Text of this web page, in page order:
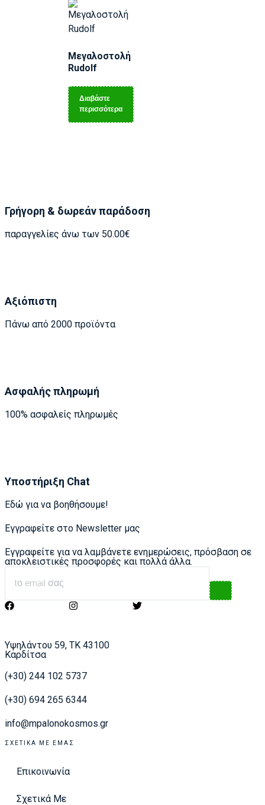
Μεγαλοστολή
Rudolf
Διαβάστε
περισσότερα
Γρήγορη & δωρεάν παράδοση
παραγγελίες άνω των 50.00€
Αξιόπιστη
Πάνω από 2000 προϊόντα
Ασφαλής πληρωμή
100% ασφαλείς πληρωμές
Υποστήριξη Chat
Εδώ για να βοηθήσουμε!
Εγγραφείτε στο Newsletter μας
Εγγραφείτε για να λαμβάνετε ενημερώσεις, πρόσβαση σε
αποκλειστικές προσφορές και πολλά άλλα.
Υψηλάντου 59, ΤΚ 43100
Καρδίτσα
(+30) 244 102 5737
(+30) 694 265 6344
info@mpalonokosmos.gr
ΣΧΕΤΙΚΆ ΜΕ ΕΜΆΣ
Επικοινωνία
Σχετικά Με